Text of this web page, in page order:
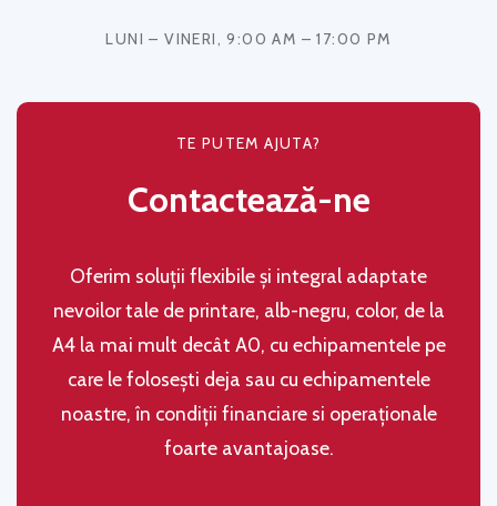
LUNI – VINERI, 9:00 AM – 17:00 PM
TE PUTEM AJUTA?
Contactează-ne
Oferim soluţii flexibile şi integral adaptate
nevoilor tale de printare, alb-negru, color, de la
A4 la mai mult decât A0, cu echipamentele pe
care le folosești deja sau cu echipamentele
noastre, în condiţii financiare si operaţionale
foarte avantajoase.